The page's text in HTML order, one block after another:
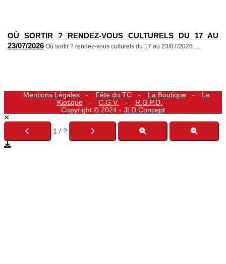
OÙ SORTIR ? RENDEZ-VOUS CULTURELS DU 17 AU
23/07/2026 Où sortir ? rendez-vous culturels du 17 au 23/07/2026
Mentions Légales Fête du TC La Boutique
Le
Kiosque
C.G.V.
R.G.P.D.
Copyright © 2024 - JLD Concept
1 / ?